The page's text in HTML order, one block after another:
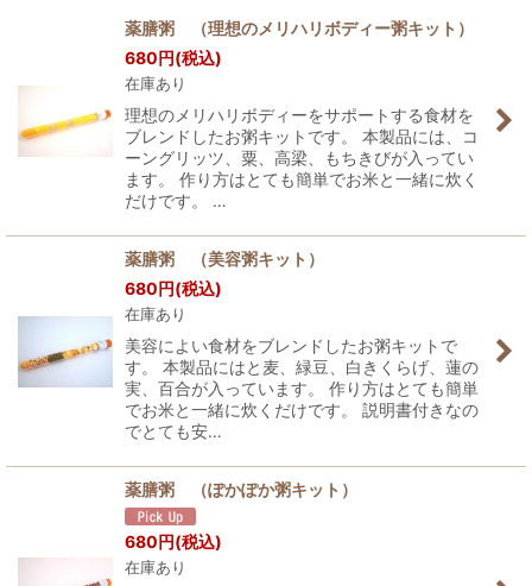
絞り込む
薬膳粥 （理想のメリハリボディー粥キット）
680円(税込)
在庫あり
理想のメリハリボディーをサポートする食材を
ブレンドしたお粥キットです。 本製品には、コ
ーングリッツ、粟、高梁、もちきびが入ってい
ます。 作り方はとても簡単でお米と一緒に炊く
だけです。 …
薬膳粥 （美容粥キット）
680円(税込)
在庫あり
美容によい食材をブレンドしたお粥キットで
す。 本製品にはと麦、緑豆、白きくらげ、蓮の
実、百合が入っています。 作り方はとても簡単
でお米と一緒に炊くだけです。 説明書付きなの
でとても安…
薬膳粥 （ぽかぽか粥キット）
680円(税込)
在庫あり